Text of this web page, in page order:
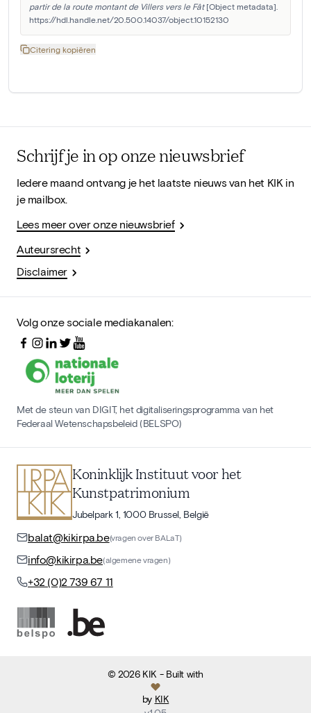
partir de la route montant de Villers vers le Fât [Object metadata].
https://hdl.handle.net/20.500.14037/object.10152130
Citering kopiëren
Schrijf je in op onze nieuwsbrief
Iedere maand ontvang je het laatste nieuws van het KIK in
je mailbox.
Lees meer over onze nieuwsbrief
Auteursrecht
Disclaimer
Volg onze sociale mediakanalen:
Met de steun van DIGIT, het digitaliseringsprogramma van het
Federaal Wetenschapsbeleid (BELSPO)
Koninklijk Instituut voor het
Kunstpatrimonium
Jubelpark 1, 1000 Brussel, België
balat@kikirpa.be(vragen over BALaT)
info@kikirpa.be(algemene vragen)
+32 (0)2 739 67 11
©2026 KIK - Built with
by KIK